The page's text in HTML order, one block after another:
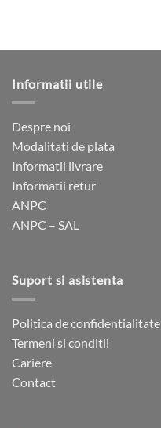
Informatii utile
Despre noi
Modalitati de plata
Informatii livrare
Informatii retur
ANPC
ANPC – SAL
Suport si asistenta
Politica de confidentialitate
Termeni si conditii
Cariere
Contact